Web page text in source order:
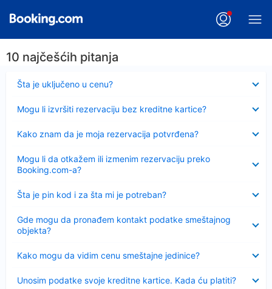
10 najčešćih pitanja
Šta je uključeno u cenu?
Sažeto
Mogu li izvršiti rezervaciju bez kreditne kartice?
Kako znam da je moja rezervacija potvrđena?
Mogu li da otkažem ili izmenim rezervaciju preko
Booking.com-a?
Šta je pin kod i za šta mi je potreban?
Sažeto
Gde mogu da pronađem kontakt podatke smeštajnog
objekta?
Kako mogu da vidim cenu smeštajne jedinice?
Unosim podatke svoje kreditne kartice. Kada ću platiti?